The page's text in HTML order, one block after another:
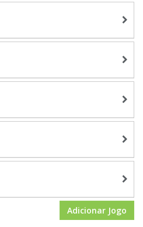
Adicionar Jogo